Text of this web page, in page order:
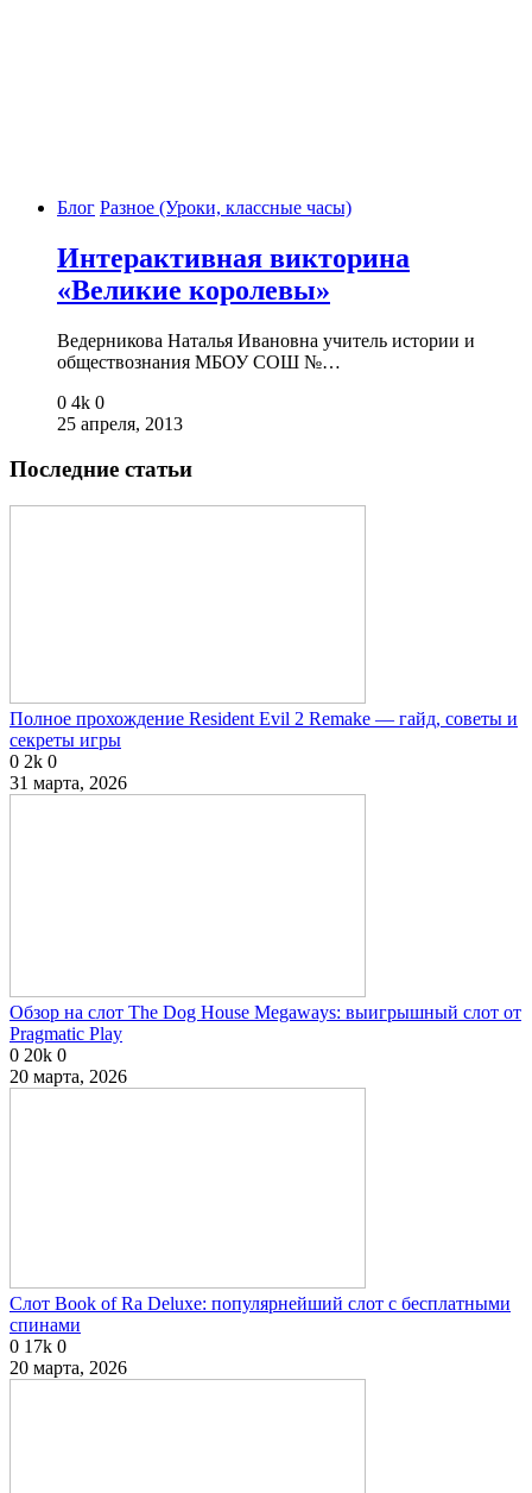
Блог Разное (Уроки, классные часы)
Интерактивная викторина
«Великие королевы»
Ведерникова Наталья Ивановна учитель истории и
обществознания МБОУ СОШ №…
0 4k 0
25 апреля, 2013
Последние статьи
Полное прохождение Resident Evil 2 Remake — гайд, советы и
секреты игры
0 2k 0
31 марта, 2026
Обзор на слот The Dog House Megaways: выигрышный слот от
Pragmatic Play
0 20k 0
20 марта, 2026
Слот Book of Ra Deluxe: популярнейший слот с бесплатными
спинами
0 17k 0
20 марта, 2026